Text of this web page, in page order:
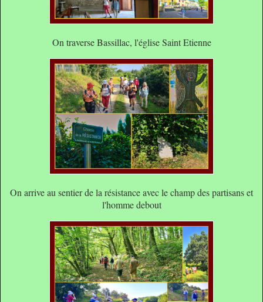
On traverse Bassillac, l'église Saint Etienne
On arrive au sentier de la résistance avec le champ des partisans et
l'homme debout